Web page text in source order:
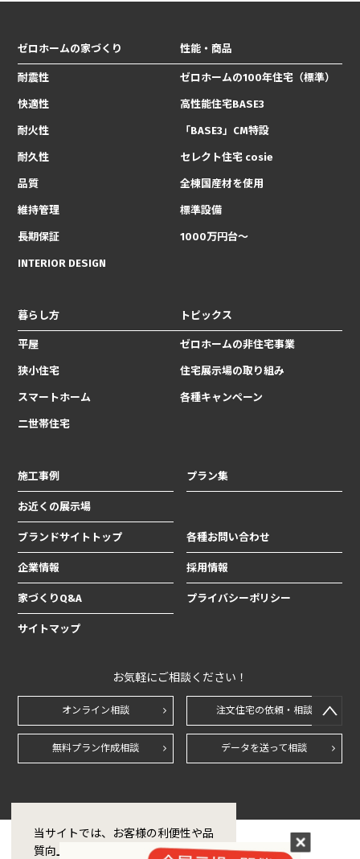
ゼロホームの家づくり
耐震性
快適性
耐火性
耐久性
品質
維持管理
長期保証
INTERIOR DESIGN
性能・商品
ゼロホームの100年住宅（標準）
高性能住宅BASE3
「BASE3」CM特設
セレクト住宅 cosie
全棟国産材を使用
標準設備
1000万円台〜
暮らし方
平屋
狭小住宅
スマートホーム
二世帯住宅
トピックス
ゼロホームの非住宅事業
住宅展示場の取り組み
各種キャンペーン
施工事例 プラン集
お近くの展示場
ブランドサイトトップ 各種お問い合わせ
企業情報 採用情報
家づくりQ&A プライバシーポリシー
サイトマップ
お気軽にご相談ください！
オンライン相談 注文住宅の依頼・相談
無料プラン作成相談 データを送って相談
当サイトでは、お客様の利便性や品
質向上のためCookie技術を使用し